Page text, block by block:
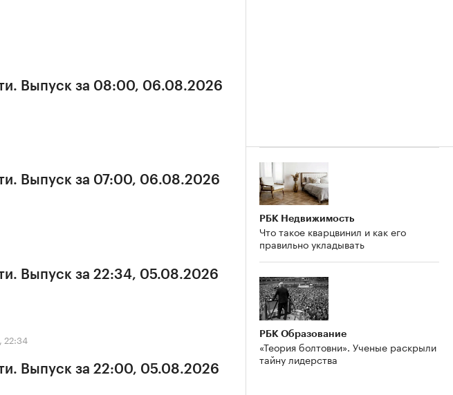
Выпуск за 08:00, 06.08.2026
Выпуск за 07:00, 06.08.2026
Выпуск за 22:34, 05.08.2026
22:34
Выпуск за 22:00, 05.08.2026
РБК Недвижимость
Что такое кварцвинил и как его
правильно укладывать
РБК Образование
«Теория болтовни». Ученые раскрыли
тайну лидерства